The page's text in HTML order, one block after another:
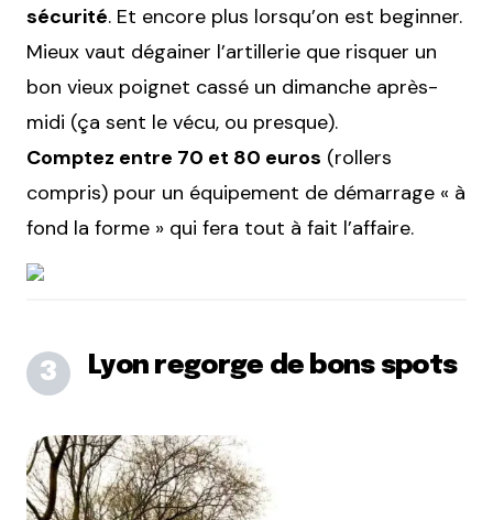
sécurité. Et encore plus lorsqu’on est beginner.
Mieux vaut dégainer l’artillerie que risquer un
bon vieux poignet cassé un dimanche après-
midi (ça sent le vécu, ou presque).
Comptez entre 70 et 80 euros (rollers
compris) pour un équipement de démarrage « à
fond la forme » qui fera tout à fait l’affaire.
Lyon regorge de bons spots